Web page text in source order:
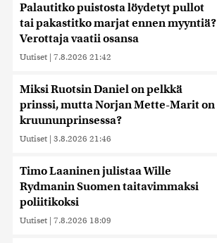
Palautitko puistosta löydetyt pullot
tai pakastitko marjat ennen myyntiä?
Verottaja vaatii osansa
Uutiset | 7.8.2026 21:42
Miksi Ruotsin Daniel on pelkkä
prinssi, mutta Norjan Mette-Marit on
kruununprinsessa?
Uutiset | 3.8.2026 21:46
Timo Laaninen julistaa Wille
Rydmanin Suomen taitavimmaksi
poliitikoksi
Uutiset | 7.8.2026 18:09